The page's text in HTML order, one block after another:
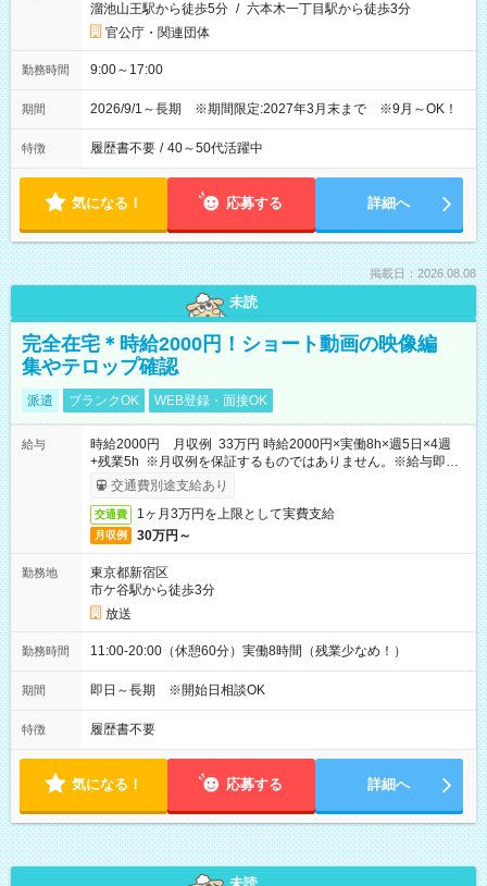
溜池山王駅から徒歩5分 / 六本木一丁目駅から徒歩3分
官公庁・関連団体
勤務時間 9:00～17:00
期間 2026/9/1～長期 ※期間限定:2027年3月末まで ※9月～OK！
特徴 履歴書不要 / 40～50代活躍中
気になる！ 応募する 詳細へ
掲載日：2026.08.08
未読
完全在宅＊時給2000円！ショート動画の映像編
集やテロップ確認
派遣 ブランクOK WEB登録・面接OK
給与
時給2000円 月収例 33万円 時給2000円×実働8h×週5日×4週
+残業5h ※月収例を保証するものではありません。※給与即受
取りサービス利用可（利用条件有）
交通費別途支給あり
交通費 1ヶ月3万円を上限として実費支給
月収例 30万円～
勤務地
東京都新宿区
市ケ谷駅から徒歩3分
放送
勤務時間 11:00-20:00（休憩60分）実働8時間（残業少なめ！）
期間 即日～長期 ※開始日相談OK
特徴 履歴書不要
気になる！ 応募する 詳細へ